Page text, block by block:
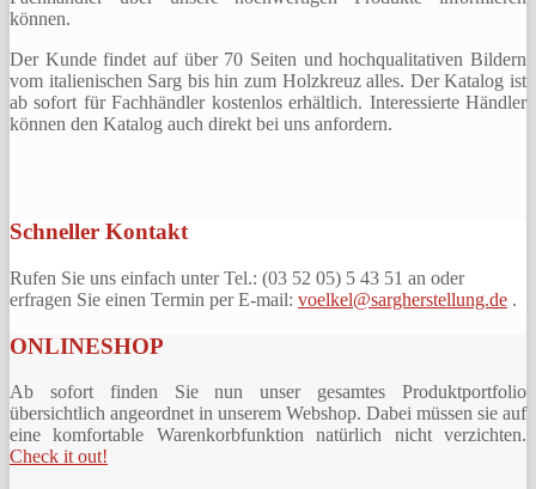
können.
Der Kunde findet auf über 70 Seiten und hochqualitativen Bildern
vom italienischen Sarg bis hin zum Holzkreuz alles. Der Katalog ist
ab sofort für Fachhändler kostenlos erhältlich. Interessierte Händler
können den Katalog auch direkt bei uns anfordern.
Schneller Kontakt
Rufen Sie uns einfach unter Tel.: (03 52 05) 5 43 51 an oder
erfragen Sie einen Termin per E-mail: voelkel@sargherstellung.de .
ONLINESHOP
Ab sofort finden Sie nun unser gesamtes Produktportfolio
übersichtlich angeordnet in unserem Webshop. Dabei müssen sie auf
eine komfortable Warenkorbfunktion natürlich nicht verzichten.
Check it out!